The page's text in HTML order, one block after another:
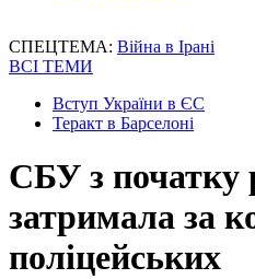
СПЕЦТЕМА: Війна в Ірані
ВСІ ТЕМИ
Вступ України в ЄС
Теракт в Барселоні
СБУ з початку
затримала за
поліцейських